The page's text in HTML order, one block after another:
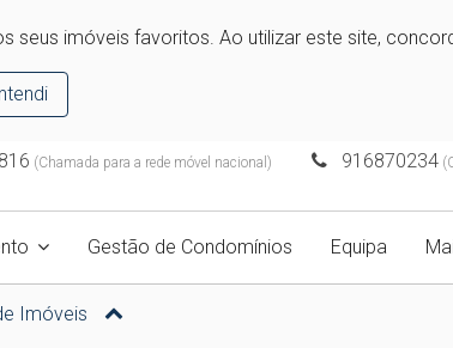
seus imóveis favoritos. Ao utilizar este site,
(Chamada para a rede móvel nacional) 916870234
Gestão de Condomínios Equipa
Imóveis